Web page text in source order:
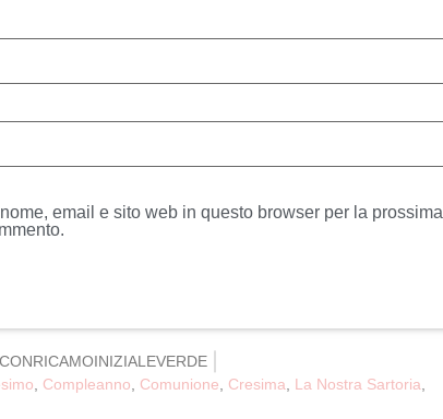
email e sito web in questo browser per la prossima
Compleanno Comunione Cresima La Nostra Sartoria